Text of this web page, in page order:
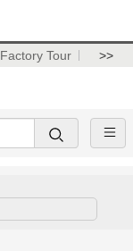
Factory Tour >>